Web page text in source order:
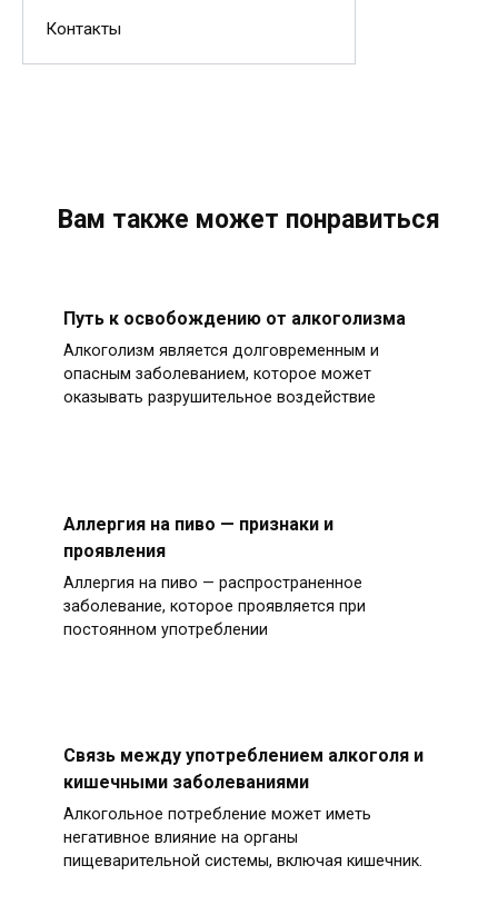
Контакты
Вам также может понравиться
Путь к освобождению от алкоголизма
Алкоголизм является долговременным и
опасным заболеванием, которое может
оказывать разрушительное воздействие
Аллергия на пиво — признаки и
проявления
Аллергия на пиво — распространенное
заболевание, которое проявляется при
постоянном употреблении
Связь между употреблением алкоголя и
кишечными заболеваниями
Алкогольное потребление может иметь
негативное влияние на органы
пищеварительной системы, включая кишечник.